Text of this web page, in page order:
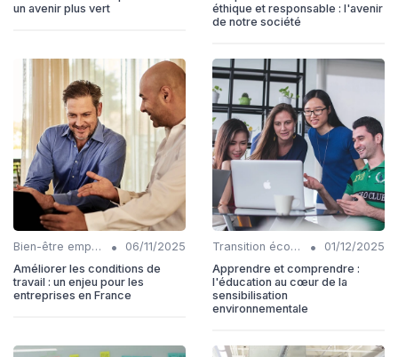
un avenir plus vert
éthique et responsable : l'avenir
de notre société
Bien-être employés •
06/11/2025
Améliorer les conditions de
travail : un enjeu pour les
entreprises en France
Transition écologique •
01/12/2025
Apprendre et comprendre :
l'éducation au cœur de la
sensibilisation
environnementale